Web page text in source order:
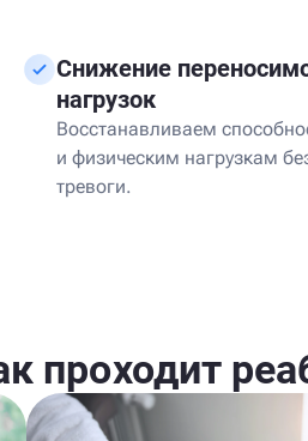
Снижение
нагрузок
Восстанавливаем
и физическим нагрузкам
тревоги.
проходит